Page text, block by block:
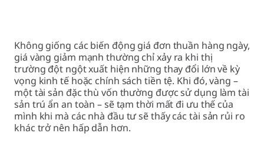
Không giống các biến động giá đơn thuần hàng ngày,
giá vàng giảm mạnh thường chỉ xảy ra khi thị
trường đột ngột xuất hiện những thay đổi lớn về kỳ
vọng kinh tế hoặc chính sách tiền tệ. Khi đó, vàng –
một tài sản đặc thù vốn thường được sử dụng làm tài
sản trú ẩn an toàn – sẽ tạm thời mất đi ưu thế của
mình khi mà các nhà đầu tư sẽ thấy các tài sản rủi ro
khác trở nên hấp dẫn hơn.